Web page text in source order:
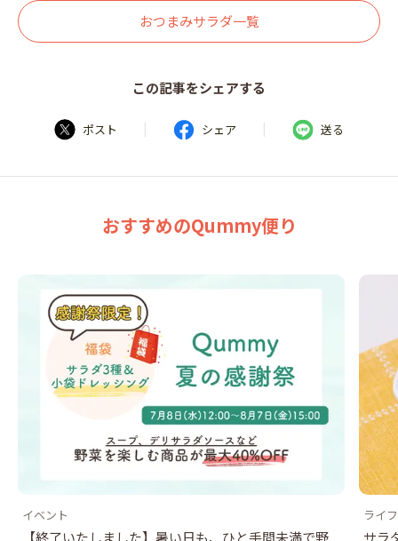
おつまみサラダ一覧
この記事をシェアする
ポスト | シェア | 送る
おすすめのQummy便り
イベント
【終了いたしました】暑い日も、ひと手間未満で野
ライ
サラ